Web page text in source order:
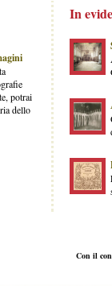
potrai
dello
In
Con il